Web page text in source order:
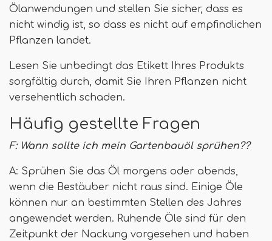
Ölanwendungen und stellen Sie sicher, dass es
nicht windig ist, so dass es nicht auf empfindlichen
Pflanzen landet.
Lesen Sie unbedingt das Etikett Ihres Produkts
sorgfältig durch, damit Sie Ihren Pflanzen nicht
versehentlich schaden.
Häufig gestellte Fragen
F: Wann sollte ich mein Gartenbauöl sprühen??
A: Sprühen Sie das Öl morgens oder abends,
wenn die Bestäuber nicht raus sind. Einige Öle
können nur an bestimmten Stellen des Jahres
angewendet werden. Ruhende Öle sind für den
Zeitpunkt der Nackung vorgesehen und haben